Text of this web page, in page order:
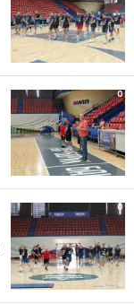
0
0